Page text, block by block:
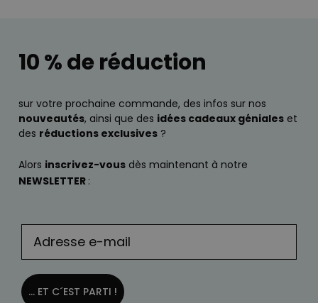
10 % de réduction
sur votre prochaine commande, des infos sur nos
nouveautés, ainsi que des idées cadeaux géniales et
des réductions exclusives ?
Alors inscrivez-vous dès maintenant à notre
NEWSLETTER :
... ET C´EST PARTI !